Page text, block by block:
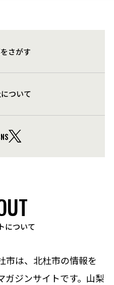
さがす
ついて
について
市は、北杜市の情報を
ガジンサイトです。山梨